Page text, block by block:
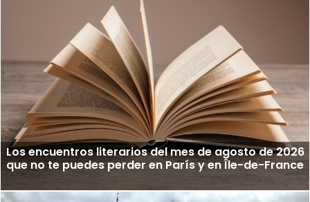
Los encuentros literarios del mes de agosto de 2026
que no te puedes perder en París y en Île-de-France